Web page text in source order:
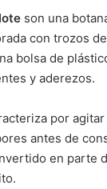
son una
con trozos
bolsa de
y aderezos.
por
antes de
en parte